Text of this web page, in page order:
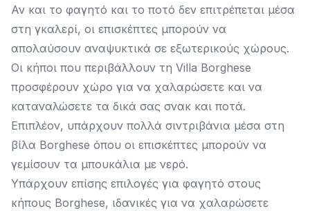
Αν και το φαγητό και το ποτό δεν επιτρέπεται μέσα
στη γκαλερί, οι επισκέπτες μπορούν να
απολαύσουν αναψυκτικά σε εξωτερικούς χώρους.
Οι κήποι που περιβάλλουν τη Villa Borghese
προσφέρουν χώρο για να χαλαρώσετε και να
καταναλώσετε τα δικά σας σνακ και ποτά.
Επιπλέον, υπάρχουν πολλά σιντριβάνια μέσα στη
βίλα Borghese όπου οι επισκέπτες μπορούν να
γεμίσουν τα μπουκάλια με νερό.
Υπάρχουν επίσης επιλογές για φαγητό στους
κήπους Borghese, ιδανικές για να χαλαρώσετε